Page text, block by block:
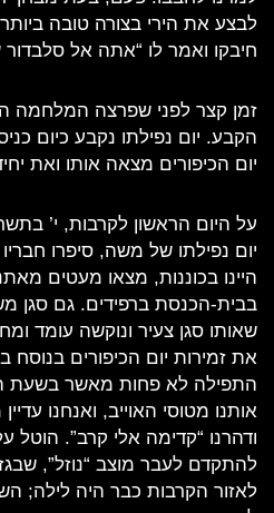
לבצע את הירי בצורה טובה
חיבקו ואמר לו “אתה אל סלבדור
זמן קצר לפני שפרצה
הקבע. יום נפילתו נקבע כיום
יום הכיפורים מצאה אותו ואת
יום נפילתו של משה, סיפרו חבריו
היינו בכוננות, מצאו מעטים
בבית-הכנסת ברפידים. גם סגן
שאותו סגן צעיר ונוקשה עומד
את זמירות יום הכיפורים
התפילה לא פחות מאשר בשעת
אותנו מטוסי האוייב, ואנחנו
ודהרנו “קדימה אלי קרב”. הוטל
להתקדם לעבר מוצב “נוזל”,